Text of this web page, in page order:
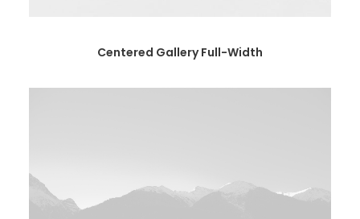
Centered Gallery Full-Width